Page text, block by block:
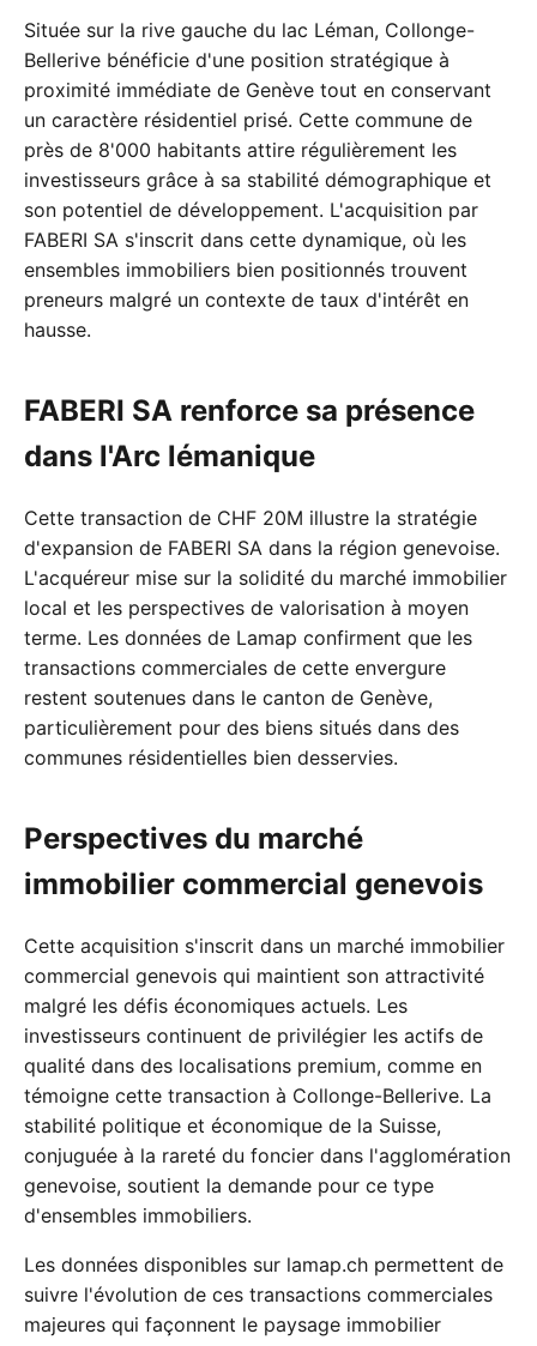
Située sur la rive gauche du lac Léman, Collonge-
Bellerive bénéficie d'une position stratégique à
proximité immédiate de Genève tout en conservant
un caractère résidentiel prisé. Cette commune de
près de 8'000 habitants attire régulièrement les
investisseurs grâce à sa stabilité démographique et
son potentiel de développement. L'acquisition par
FABERI SA s'inscrit dans cette dynamique, où les
ensembles immobiliers bien positionnés trouvent
preneurs malgré un contexte de taux d'intérêt en
hausse.
FABERI SA renforce sa présence
dans l'Arc lémanique
Cette transaction de CHF 20M illustre la stratégie
d'expansion de FABERI SA dans la région genevoise.
L'acquéreur mise sur la solidité du marché immobilier
local et les perspectives de valorisation à moyen
terme. Les données de Lamap confirment que les
transactions commerciales de cette envergure
restent soutenues dans le canton de Genève,
particulièrement pour des biens situés dans des
communes résidentielles bien desservies.
Perspectives du marché
immobilier commercial genevois
Cette acquisition s'inscrit dans un marché immobilier
commercial genevois qui maintient son attractivité
malgré les défis économiques actuels. Les
investisseurs continuent de privilégier les actifs de
qualité dans des localisations premium, comme en
témoigne cette transaction à Collonge-Bellerive. La
stabilité politique et économique de la Suisse,
conjuguée à la rareté du foncier dans l'agglomération
genevoise, soutient la demande pour ce type
d'ensembles immobiliers.
Les données disponibles sur lamap.ch permettent de
suivre l'évolution de ces transactions commerciales
majeures qui façonnent le paysage immobilier